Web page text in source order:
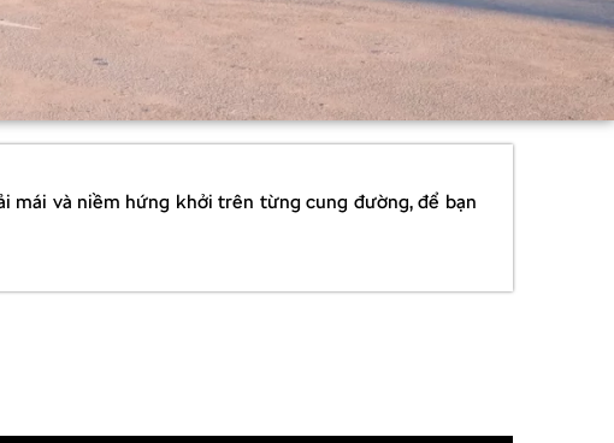
mái và niềm hứng khởi trên từng cung đường, để bạn